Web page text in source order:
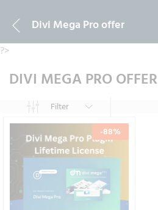
Divi Mega Pro offer
?>
DIVI MEGA PRO OFFER
Filter
-88%